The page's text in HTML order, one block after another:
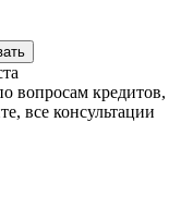
вопросам кредитов,
все консультации